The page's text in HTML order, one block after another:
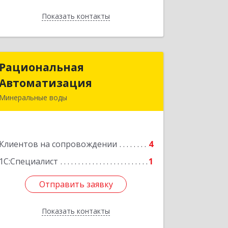
Показать контакты
Назад
Рациональная
Минеральные воды
Клиентов на сопровождении
4
1С:Специалист
1
Отправить заявку
Показать контакты
Рациональная
Автоматизация
домовладение № 9, корпус 1
Отправить заявку
Назад